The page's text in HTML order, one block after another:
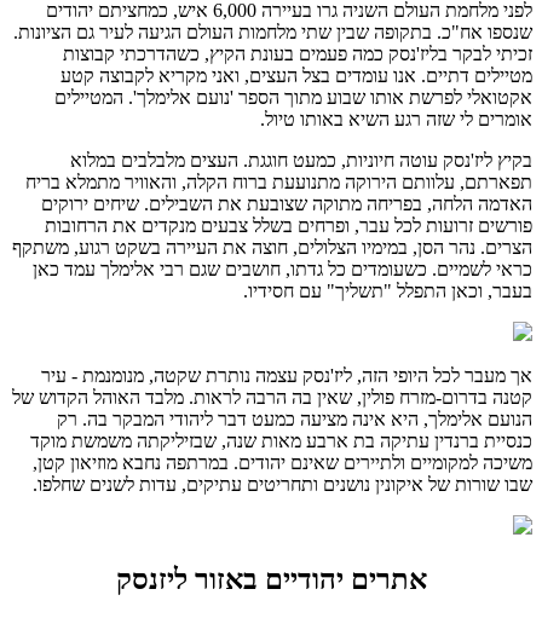
לפני מלחמת העולם השניה גרו בעיירה 6,000 איש, כמחציתם יהודים
שנספו אח"כ. בתקופה שבין שתי מלחמות העולם הגיעה לעיר גם הציונות.
זכיתי לבקר בליז'נסק כמה פעמים בעונת הקיץ, כשהדרכתי קבוצות
מטיילים דתיים. אנו עומדים בצל העצים, ואני מקריא לקבוצה קטע
אקטואלי לפרשת אותו שבוע מתוך הספר 'נועם אלימלך'. המטיילים
אומרים לי שזה רגע השיא באותו טיול.
בקיץ ליז'נסק עוטה חיוניות, כמעט חוגגת. העצים מלבלבים במלוא
תפארתם, עלוותם הירוקה מתנועעת ברוח הקלה, והאוויר מתמלא בריח
האדמה הלחה, בפריחה מתוקה שצובעת את השבילים. שיחים ירוקים
פורשים זרועות לכל עבר, ופרחים בשלל צבעים מנקדים את הרחובות
הצרים. נהר הסן, במימיו הצלולים, חוצה את העיירה בשקט רגוע, משתקף
כראי לשמיים. כשעומדים כל גדתו, חושבים שגם רבי אלימלך עמד כאן
בעבר, וכאן התפלל "תשליך" עם חסידיו.
אך מעבר לכל היופי הזה, ליז'נסק עצמה נותרת שקטה, מנומנמת - עיר
קטנה בדרום-מזרח פולין, שאין בה הרבה לראות. מלבד האוהל הקדוש של
הנועם אלימלך, היא אינה מציעה כמעט דבר ליהודי המבקר בה. רק
כנסיית ברנדין עתיקה בת ארבע מאות שנה, שבזיליקתה משמשת מוקד
משיכה למקומיים ולתיירים שאינם יהודים. במרתפה נחבא מוזיאון קטן,
שבו שורות של איקונין נושנים ותחריטים עתיקים, עדות לשנים שחלפו.
אתרים יהודיים באזור ליזנסק